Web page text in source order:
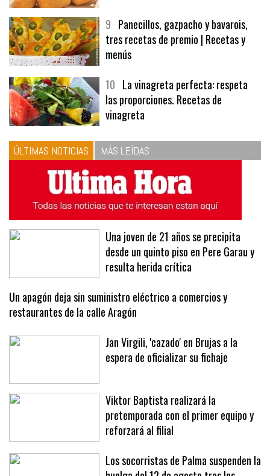
9Panecillos, gazpacho y bavarois,
tres recetas de premio | Recetas y
menús
10La vinagreta perfecta: respeta
las proporciones. Recetas de
vinagreta
ÚLTIMAS NOTICIAS MÁS LEÍDAS
Una joven de 21 años se precipita
desde un quinto piso en Pere Garau y
resulta herida crítica
Un apagón deja sin suministro eléctrico a comercios y
restaurantes de la calle Aragón
Jan Virgili, 'cazado' en Brujas a la
Viktor Baptista realizará la
pretemporada con el primer equipo y
reforzará al filial